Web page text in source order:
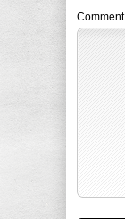
Comment